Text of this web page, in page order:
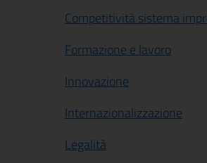
Competitività sistema
Formazione e lavoro
Innovazione
Internazionalizzazione
Legalità